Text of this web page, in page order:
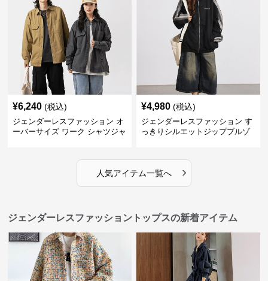
¥6,240 (税込)
ジェンダーレスファッション オ
ーバーサイズ ワーク シャツジャ
¥4,980 (税込)
ジェンダーレスファッション す
っきりシルエットジップブルゾ
人気アイテム一覧へ ›
ジェンダーレスファッショントップスの新着アイテム